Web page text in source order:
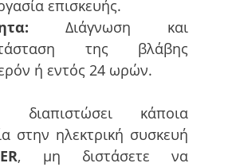
επισκευής.
Διάγνωση και
της βλάβης
ή εντός 24 ωρών.
διαπιστώσει κάποια
στην ηλεκτρική συσκευή
, μη διστάσετε να